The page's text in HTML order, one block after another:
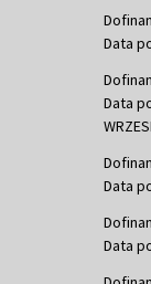
Data
Data
Data
Data